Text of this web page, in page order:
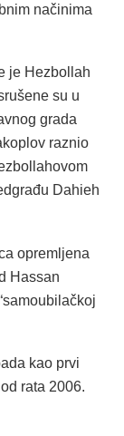
načinima
je Hezbollah
su u
grada
raznio
Dahieh
opremljena
Hassan
kao prvi
rata 2006.